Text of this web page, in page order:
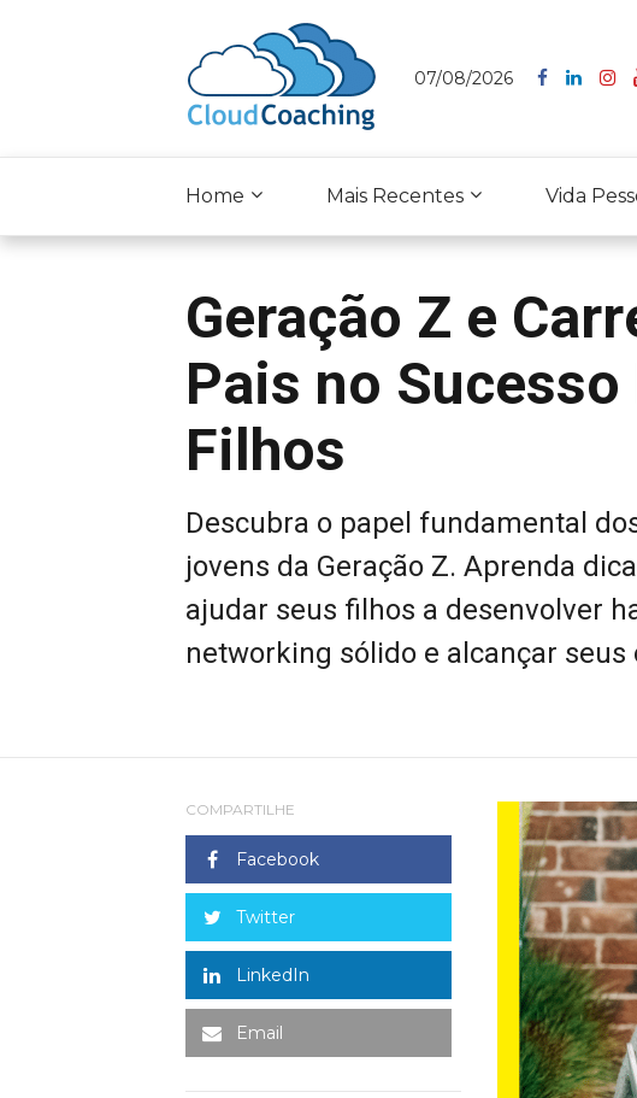
07/08/2026
Home Mais Recentes Vida
Geração Z e
Pais no
Filhos
Descubra o papel fundamental
jovens da Geração Z. Aprenda
ajudar seus filhos a desenvolver
networking sólido e alcançar
COMPARTILHE
Facebook
Twitter
LinkedIn
Email